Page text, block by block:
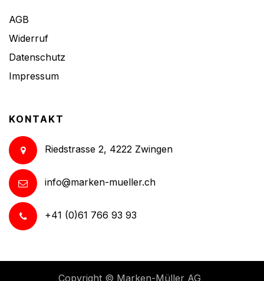
AGB
Widerruf
Datenschutz
Impressum
KONTAKT
Riedstrasse 2, 4222 Zwingen
info@marken-mueller.ch
+41 (0)61 766 93 93
Copyright © Marken-Müller AG